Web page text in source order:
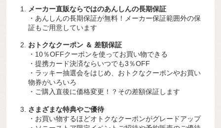
メーカー直販ならではのあんしんの長期保証
・あんしんの長期保証が無料！メーカー保証範囲外の保
証もご用意しています
おトクなクーポン ＆ 差額保証
・10％OFFクーポンを使ってお買い物できる
・提携カード決済ならいつでも3％OFF
・ラッキー抽選会をはじめ、おトクなクーポンやお買い
物券がいろいろ
・ご購入直後に価格変更！？その差額保証します
さまざまな特典やご優待
・お買い物するほどオトクなクーポンがグレードアップ